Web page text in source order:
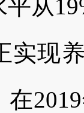
从
实现
在